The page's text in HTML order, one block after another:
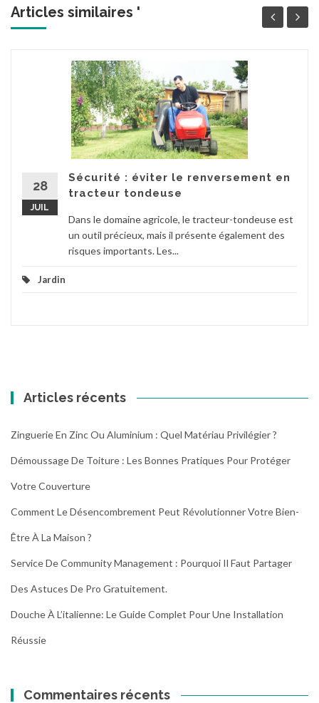
Articles similaires '
28
JUIL
Sécurité : éviter le renversement en
tracteur tondeuse
Dans le domaine agricole, le tracteur-tondeuse est
un outil précieux, mais il présente également des
risques importants. Les...
Jardin
Articles récents
Zinguerie En Zinc Ou Aluminium : Quel Matériau Privilégier ?
Démoussage De Toiture : Les Bonnes Pratiques Pour Protéger
Votre Couverture
Comment Le Désencombrement Peut Révolutionner Votre Bien-
Être À La Maison ?
Service De Community Management : Pourquoi Il Faut Partager
Des Astuces De Pro Gratuitement.
Douche À L’italienne: Le Guide Complet Pour Une Installation
Réussie
Commentaires récents